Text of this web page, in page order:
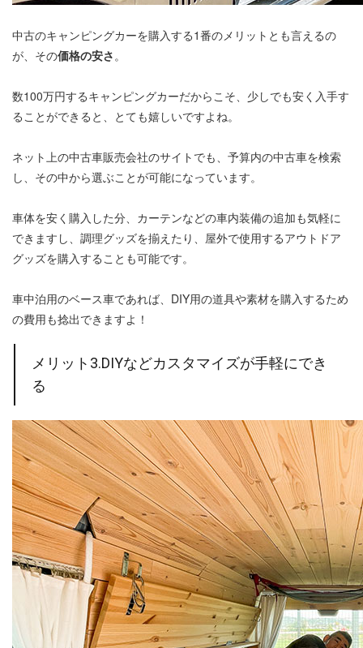
中古のキャンピングカーを購入する1番のメリットとも言えるの
が、その価格の安さ。
数100万円するキャンピングカーだからこそ、少しでも安く入手す
ることができると、とても嬉しいですよね。
ネット上の中古車販売会社のサイトでも、予算内の中古車を検索
し、その中から選ぶことが可能になっています。
車体を安く購入した分、カーテンなどの車内装備の追加も気軽に
できますし、調理グッズを揃えたり、屋外で使用するアウトドア
グッズを購入することも可能です。
車中泊用のベース車であれば、DIY用の道具や素材を購入するため
の費用も捻出できますよ！
メリット3.DIYなどカスタマイズが手軽にでき
る